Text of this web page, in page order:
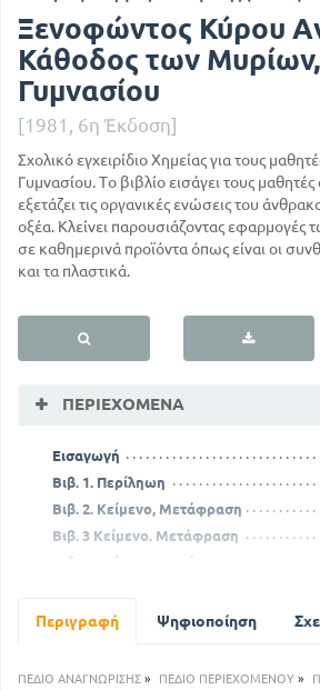
Ξενοφώντος Κύρου
Κάθοδος των
Γυμνασίου
[1981, 6η Έκδοση]
Σχολικό εγχειρίδιο Χημείας για τους
Γυμνασίου. Το βιβλίο εισάγει τους
εξετάζει τις οργανικές ενώσεις του
οξέα. Κλείνει παρουσιάζοντας
σε καθημερινά προϊόντα όπως είναι οι
και τα πλαστικά.
ΠΕΡΙΕΧΌΜΕΝΑ
Εισαγωγή
Βιβ. 1. Περίληωη
Βιβ. 2. Κείμενο, Μετάφραση
Βιβ. 3 Κείμενο. Μετάφραση
Βιβ. 4. Κείμενο. Μετάφραση
Βιβ. 6. Κείμενο. Μετάφραση
Περιγραφή Ψηφιοποίηση
ΠΕΔΙΟ ΑΝΑΓΝΩΡΙΣΗΣ » ΠΕΔΙΟ ΠΕΡΙΕΧΟΜΕΝΟΥ »